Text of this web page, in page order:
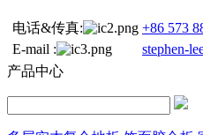
电话&传真:
+86 573
E-mail :
stephen-
产品中心